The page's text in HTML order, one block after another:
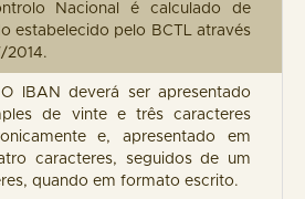
Nacional é calculado de
estabelecido pelo BCTL através
2014.
IBAN deverá ser apresentado
de vinte e três caracteres
e, apresentado em
caracteres, seguidos de um
quando em formato escrito.